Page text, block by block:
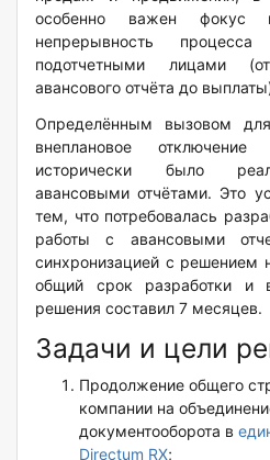
особенно важен фокус
непрерывность
подотчетными лицами
авансового отчёта до
Определённым вызовом
внеплановое
исторически было
авансовыми отчётами. Это
тем, что потребовалась
работы с авансовыми
синхронизацией с решением
общий срок разработки и
решения составил 7 месяцев.
Задачи и цели
Продолжение общего
компании на
документооборота в
Directum RX;